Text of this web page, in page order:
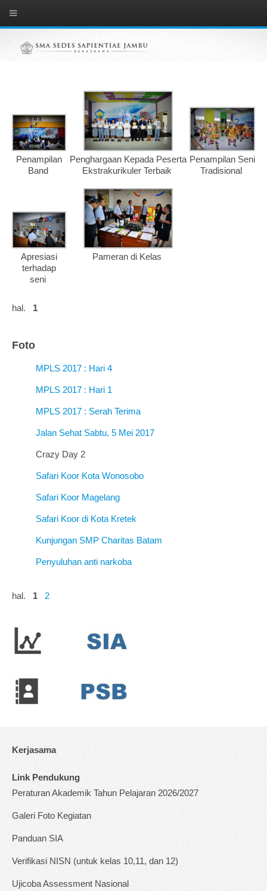
Penampilan
Band
Penghargaan Kepada Peserta
Ekstrakurikuler Terbaik
Penampilan Seni
Tradisional
Apresiasi
terhadap
seni
Pameran di Kelas
hal. 1
Foto
MPLS 2017 : Hari 4
MPLS 2017 : Hari 1
MPLS 2017 : Serah Terima
Jalan Sehat Sabtu, 5 Mei 2017
Crazy Day 2
Safari Koor Kota Wonosobo
Safari Koor Magelang
Safari Koor di Kota Kretek
Kunjungan SMP Charitas Batam
Penyuluhan anti narkoba
hal. 1 2
Kerjasama
Link Pendukung
Peraturan Akademik Tahun Pelajaran 2026/2027
Galeri Foto Kegiatan
Panduan SIA
Verifikasi NISN (untuk kelas 10,11, dan 12)
Ujicoba Assessment Nasional